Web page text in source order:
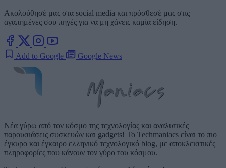
Ακολούθησέ μας στα social media και πρόσθεσέ μας στις
αγαπημένες σου πηγές για να μη χάνεις καμία είδηση.
Add to Google Google News
Νέα γύρω από τον κόσμο της τεχνολογίας και αναλυτικές
παρουσιάσεις συσκευών και gadgets! Το Techmaniacs είναι το πιο
έγκυρο και έγκαιρο ελληνικό τεχνολογικό blog, με αποκλειστικές
πληροφορίες που κάνουν τον γύρο του κόσμου.